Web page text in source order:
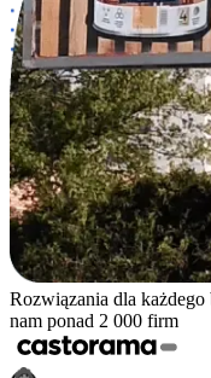
Rozwiązania dla każdego
nam ponad 2 000 firm